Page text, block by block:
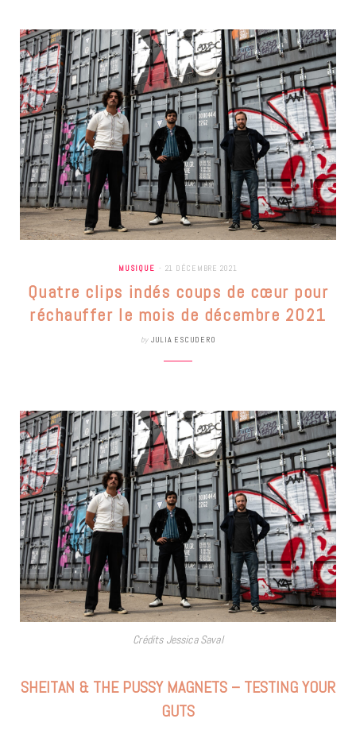
MUSIQUE 21 DÉCEMBRE 2021
Quatre clips indés coups de cœur pour
réchauffer le mois de décembre 2021
by JULIA ESCUDERO
Crédits Jessica Saval
SHEITAN & THE PUSSY MAGNETS – TESTING YOUR
GUTS